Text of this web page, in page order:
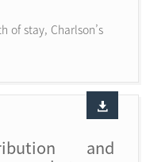
of stay, Charlson’s
and